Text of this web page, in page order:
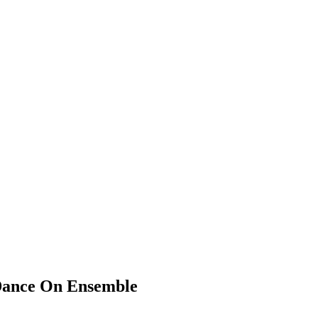
On Ensemble